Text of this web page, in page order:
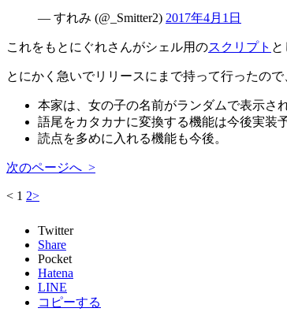
— すれみ (@_Smitter2) 2017年4月1日
これをもとにぐれさんがシェル用のスクリプト
とにかく急いでリリースにまで持って行ったの
本家は、女の子の名前がランダムで表示さ
語尾をカタカナに変換する機能は今後実装
読点を多めに入れる機能も今後。
次のページへ >
< 1 2>
Twitter
Share
Pocket
Hatena
LINE
コピーする